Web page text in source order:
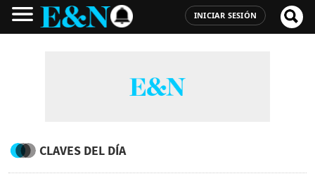
INICIAR SESIÓN
CLAVES DEL DÍA